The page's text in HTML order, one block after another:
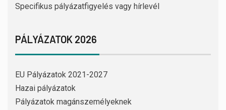
Specifikus pályázatfigyelés vagy hírlevél
PÁLYÁZATOK 2026
EU Pályázatok 2021-2027
Hazai pályázatok
Pályázatok magánszemélyeknek